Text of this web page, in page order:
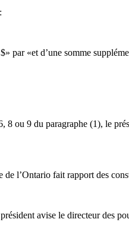
par «et d’une somme
ou 9 du paragraphe (1), le
l’Ontario fait rapport des
avise le directeur des